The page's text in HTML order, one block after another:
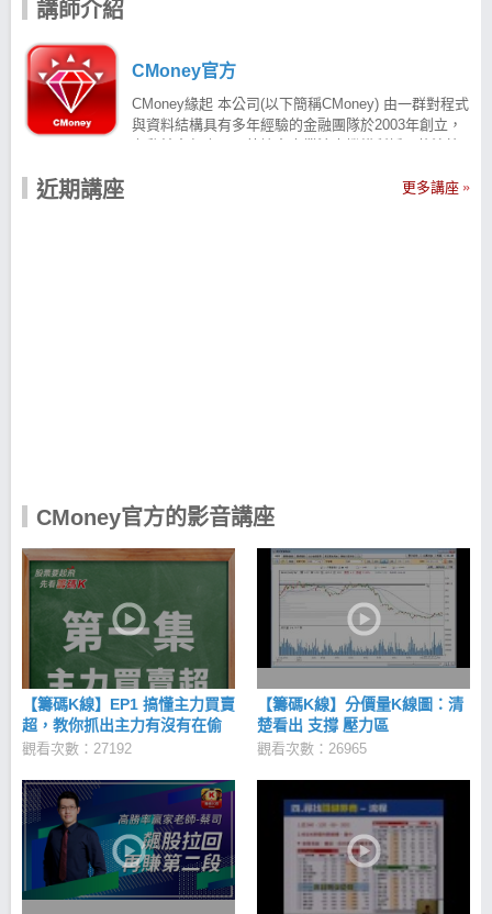
講師介紹
CMoney官方
CMoney緣起 本公司(以下簡稱CMoney) 由一群對程式
與資料結構具有多年經驗的金融團隊於2003年創立，
有肇於多年來國內外諸多專業法人機構所採用的決策
是著手打造出採先進技術的智慧型高速回測系統。目
的人生態度。 熱情專注：知道自己喜歡什麼，不僅能
探索各種可能性有好奇心，並喜歡接觸、學習新事
物。 同理心與彈性：能站在不同人的立場看事情，能
尊重並接受與自己不同的決定。 能團隊合作：具備高
度團隊合作精神，樂意將團隊的目標置於個人目標之
前。 樂於助人：喜歡幫助他人解決問題，並認為這是
個人價值與快樂來源當中很重要的一部分。 CMoney
經營理念 「追求全體同仁精神與物質兩方面幸福的同
時，為社會的發展與進步做出獨特的貢獻」 投資理財
是影響每個人終身的一件大事，我們認為這個領域仍
有很多改善的空間，值得更多人一起攜手合作去創造
們共同為創造一個更進步快樂的社會一起努力。
近期講座 更多講座
CMoney官方的影音講座
【籌碼K線】EP1 搞懂主力買賣
超，教你抓出主力有沒有在偷
買！
觀看次數：27192
【籌碼K線】分價量K線圖：清
楚看出 支撐 壓力區
觀看次數：26965